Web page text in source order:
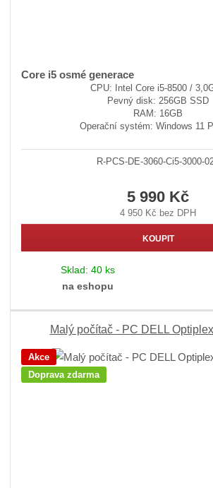
Core i5 osmé generace
CPU: Intel Core i5-8500 /
Pevný disk: 256GB SSD
RAM: 16GB
Operační systém: Windows 11
R-PCS-DE-3060-Ci5-3000-
5 990 Kč
4 950 Kč bez DPH
KOUPIT
Sklad: 40 ks
na eshopu
Malý počítač - PC DELL
Akce
Doprava zdarma